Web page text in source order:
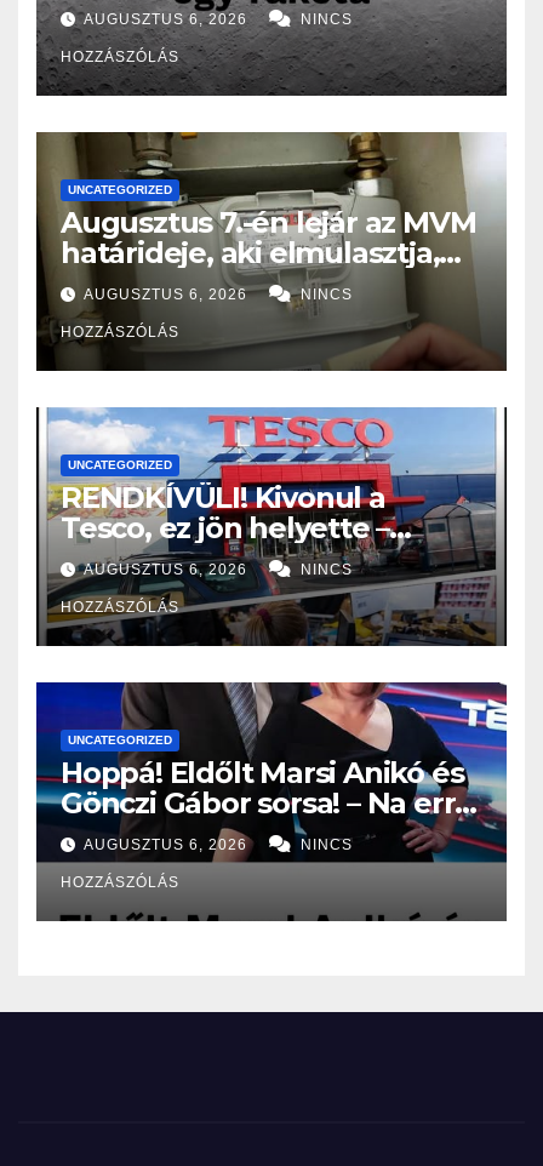
AUGUSZTUS 6, 2026 NINCS
HOZZÁSZÓLÁS
UNCATEGORIZED
Augusztus 7.-én lejár az MVM
határideje, aki elmulasztja,
nagy bajba kerülhet!
AUGUSZTUS 6, 2026 NINCS
HOZZÁSZÓLÁS
UNCATEGORIZED
RENDKÍVÜLI! Kivonul a
Tesco, ez jön helyette –
Hatalmas a felháborodás az
országban:
AUGUSZTUS 6, 2026 NINCS
HOZZÁSZÓLÁS
UNCATEGORIZED
Hoppá! Eldőlt Marsi Anikó és
Gönczi Gábor sorsa! – Na erre
senki, de tényleg senki nem
volt felkészülve: – EZ vár
rájuk:
AUGUSZTUS 6, 2026 NINCS
HOZZÁSZÓLÁS